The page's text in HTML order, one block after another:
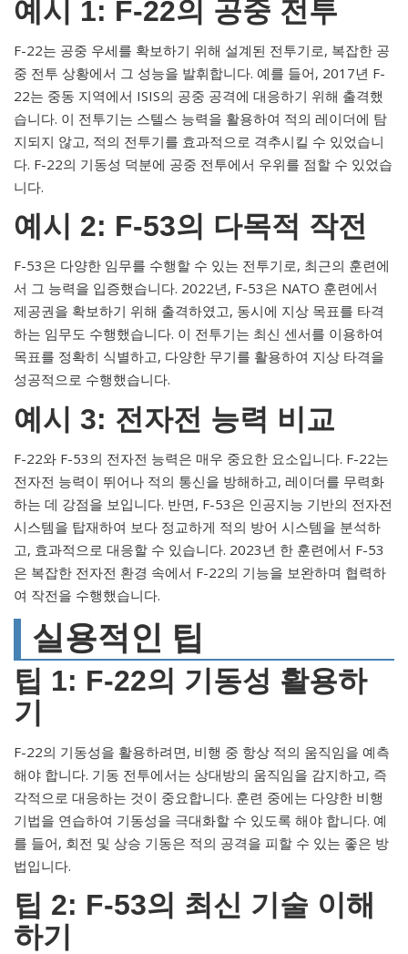
예시 1: F-22의 공중 전투
F-22는 공중 우세를 확보하기 위해 설계된 전투기로, 복잡한 공
중 전투 상황에서 그 성능을 발휘합니다. 예를 들어, 2017년 F-
22는 중동 지역에서 ISIS의 공중 공격에 대응하기 위해 출격했
습니다. 이 전투기는 스텔스 능력을 활용하여 적의 레이더에 탐
지되지 않고, 적의 전투기를 효과적으로 격추시킬 수 있었습니
다. F-22의 기동성 덕분에 공중 전투에서 우위를 점할 수 있었습
니다.
예시 2: F-53의 다목적 작전
F-53은 다양한 임무를 수행할 수 있는 전투기로, 최근의 훈련에
서 그 능력을 입증했습니다. 2022년, F-53은 NATO 훈련에서
제공권을 확보하기 위해 출격하였고, 동시에 지상 목표를 타격
하는 임무도 수행했습니다. 이 전투기는 최신 센서를 이용하여
목표를 정확히 식별하고, 다양한 무기를 활용하여 지상 타격을
성공적으로 수행했습니다.
예시 3: 전자전 능력 비교
F-22와 F-53의 전자전 능력은 매우 중요한 요소입니다. F-22는
전자전 능력이 뛰어나 적의 통신을 방해하고, 레이더를 무력화
하는 데 강점을 보입니다. 반면, F-53은 인공지능 기반의 전자전
시스템을 탑재하여 보다 정교하게 적의 방어 시스템을 분석하
고, 효과적으로 대응할 수 있습니다. 2023년 한 훈련에서 F-53
은 복잡한 전자전 환경 속에서 F-22의 기능을 보완하며 협력하
여 작전을 수행했습니다.
실용적인 팁
팁 1: F-22의 기동성 활용하
기
F-22의 기동성을 활용하려면, 비행 중 항상 적의 움직임을 예측
해야 합니다. 기동 전투에서는 상대방의 움직임을 감지하고, 즉
각적으로 대응하는 것이 중요합니다. 훈련 중에는 다양한 비행
기법을 연습하여 기동성을 극대화할 수 있도록 해야 합니다. 예
를 들어, 회전 및 상승 기동은 적의 공격을 피할 수 있는 좋은 방
법입니다.
팁 2: F-53의 최신 기술 이해
하기